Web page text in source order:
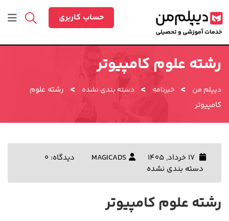
به
محتوا
حساب کاربری
رشته علوم کامپیوتر
دیپلم من > خبرنامه > دسته بندی نشده >
رشته علوم
کامپیوتر
MAGICADS
دیدگاه: 0
دسته بندی نشده
رشته علوم کامپیوتر